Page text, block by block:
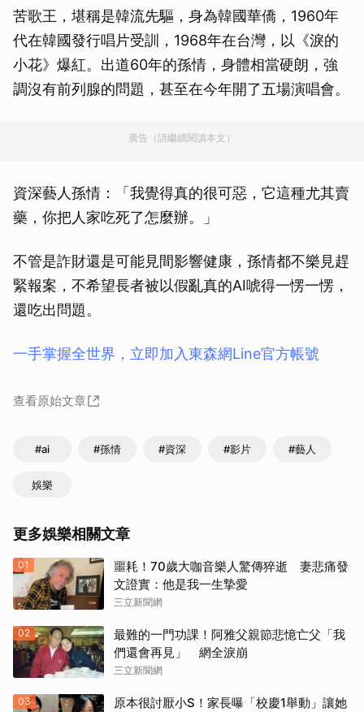
苦歌王，堪稱是韓流先驅，身為韓國華僑，1960年
代在韓國發行唱片受訓，1968年在台灣，以《淚的
小花》爆紅。出道60年的孫情，身體相當硬朗，強
調沒有前列腺的問題，甚至在今年開了五場演唱會。
廣告（請繼續閱讀本文）
資深藝人孫情：「我覺得真的很可惡，它這種尤其賣
藥，你把人家吃死了怎麼辦。」
不管是詐財還是可能見間影響健康，孫情都不樂見趕
緊報案，不希望長者被以假亂真的AI唬得一愣一愣，
還吃出問題。
一手掌握全世界，立即加入東森網Line官方帳號
查看原始文章
#ai #孫情 #資深 #影片 #藝人
娛樂
更多娛樂相關文章
01
噩耗！70歲大咖音樂人驚傳猝逝 妻悲痛發
文證實：他是我一生摯愛
三立新聞網
02
最難的一門功課！阿雅父親節悲憶亡父「我
們還會再見」 網全淚崩
三立新聞網
03
原本很討厭小S！家長曝「校慶1舉動」讓她